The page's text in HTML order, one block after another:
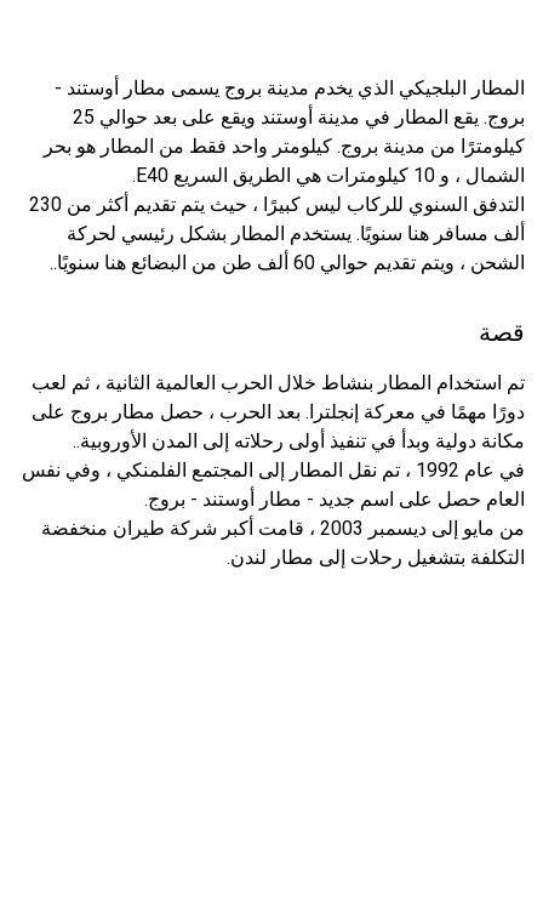
المطار البلجيكي الذي يخدم مدينة بروج يسمى مطار أوستند -
بروج. يقع المطار في مدينة أوستند ويقع على بعد حوالي 25
كيلومترًا من مدينة بروج. كيلومتر واحد فقط من المطار هو بحر
الشمال ، و 10 كيلومترات هي الطريق السريع E40.
التدفق السنوي للركاب ليس كبيرًا ، حيث يتم تقديم أكثر من 230
ألف مسافر هنا سنويًا. يستخدم المطار بشكل رئيسي لحركة
الشحن ، ويتم تقديم حوالي 60 ألف طن من البضائع هنا سنويًا..
قصة
تم استخدام المطار بنشاط خلال الحرب العالمية الثانية ، ثم لعب
دورًا مهمًا في معركة إنجلترا. بعد الحرب ، حصل مطار بروج على
مكانة دولية وبدأ في تنفيذ أولى رحلاته إلى المدن الأوروبية..
في عام 1992 ، تم نقل المطار إلى المجتمع الفلمنكي ، وفي نفس
العام حصل على اسم جديد - مطار أوستند - بروج.
من مايو إلى ديسمبر 2003 ، قامت أكبر شركة طيران منخفضة
التكلفة بتشغيل رحلات إلى مطار لندن.